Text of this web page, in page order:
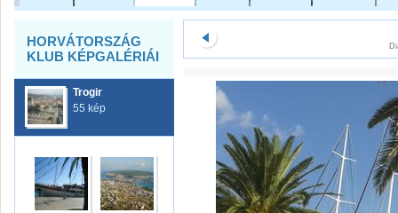
HORVÁTORSZÁG
KLUB KÉPGALÉRIÁI
Trogir
55 kép